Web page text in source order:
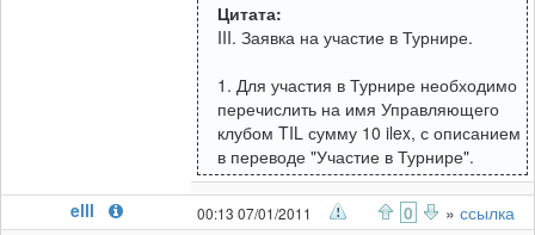
Цитата:
III. Заявка на участие в Турнире.
1. Для участия в Турнире необходимо
перечислить на имя Управляющего
клубом TIL сумму 10 ilex, с описанием
в переводе "Участие в Турнире".
elll 00:13 07/01/2011 0 » ссылка